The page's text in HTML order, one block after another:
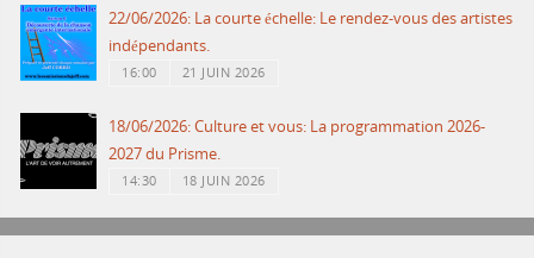
22/06/2026: La courte échelle: Le rendez-vous des artistes
indépendants.
16:00 21 JUIN 2026
18/06/2026: Culture et vous: La programmation 2026-
2027 du Prisme.
14:30 18 JUIN 2026